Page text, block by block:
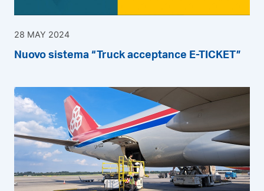
28 MAY 2024
Nuovo sistema “Truck acceptance E-TICKET”